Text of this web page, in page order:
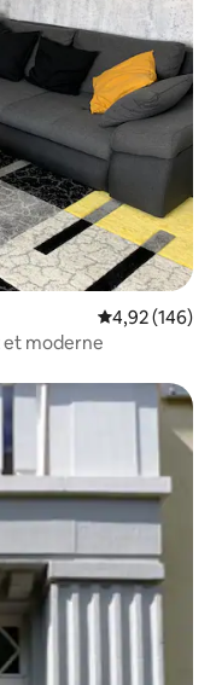
Note
4,92 (146)
moderne
aimés